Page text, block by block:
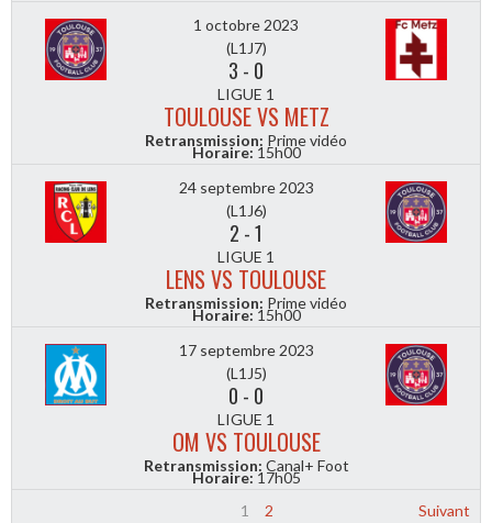
1 octobre 2023
(L1J7)
3 - 0
LIGUE 1
TOULOUSE VS METZ
Retransmission: Prime vidéo
Horaire:15h00
24 septembre 2023
(L1J6)
2 -1
LIGUE 1
LENS VS TOULOUSE
Retransmission: Prime vidéo
Horaire:15h00
17 septembre 2023
(L1J5)
0 - 0
LIGUE 1
OM VS TOULOUSE
Retransmission: Canal+ Foot
Horaire:17h05
1
2 Suivant